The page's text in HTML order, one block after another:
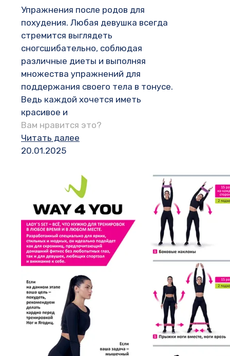
Упражнения после родов для
похудения. Любая девушка всегда
стремится выглядеть
сногсшибательно, соблюдая
различные диеты и выполняя
множества упражнений для
поддержания своего тела в тонусе.
Ведь каждой хочется иметь
красивое и
Вам нравится это?
Читать далее
20.01.2025